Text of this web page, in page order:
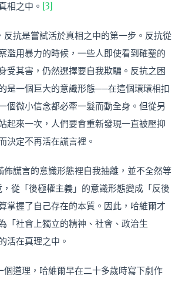
相之中。 [3]
反抗是嘗試活於真相之中的第一步。反抗從
濫用暴力的時候，一些人即使看到確鑿的
受其害，仍然選擇要自我欺騙。反抗之困
是一個巨大的意識形態──在這個環環相扣
個微小信念都必牽一髮而動全身。但從另
起來一次，人們要會重新發現一直被壓抑
決定不再活在謊言裡。
佈謊言的意識形態裡自我抽離，並不全然等
從「後極權主義」的意識形態變成「反後
掌握了自己存在的本質。因此，哈維爾才
「社會上獨立的精神、社會、政治生
活在真理之中。
個道理，哈維爾早在二十多歲時寫下劇作